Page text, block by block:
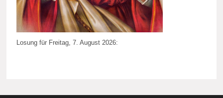
Losung für Freitag, 7. August 2026: